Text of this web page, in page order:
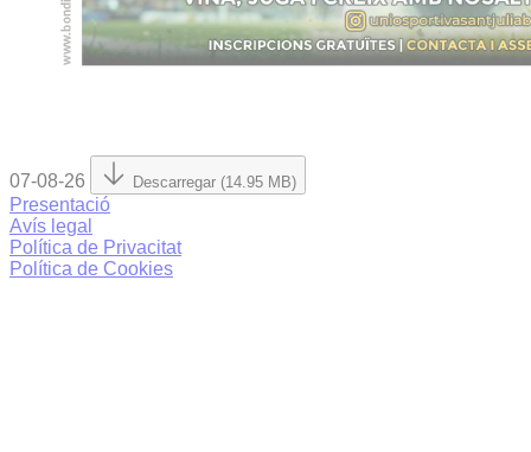
07-08-26 Descarregar (14.95 MB)
Presentació
Avís legal
Política de Privacitat
Política de Cookies